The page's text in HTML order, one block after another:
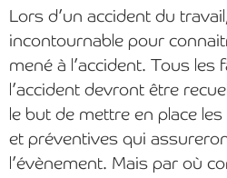
Lors d’un accident du
incontournable pour
mené à l’accident. Tous
l’accident devront être
le but de mettre en place
et préventives qui
l’évènement. Mais par où